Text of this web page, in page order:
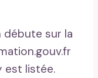
sur la
est listée.